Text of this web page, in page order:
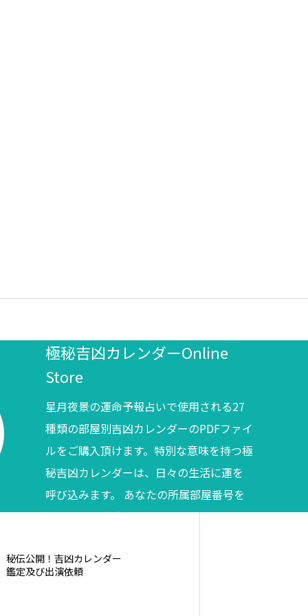
極秘吉凶カレンダーOnline
Store
星月夜景の運命予報占いで使用される27
種類の部屋別吉凶カレンダーのPDFファイ
ルをご購入頂けます。特別な意味を持つ極
秘吉凶カレンダーは、日々の生活に運を
呼び込みます。 あなたの所属部屋番号を
調べてからご購入ください。
秘伝公開！吉凶カレンダー
鑑定及び出演依頼